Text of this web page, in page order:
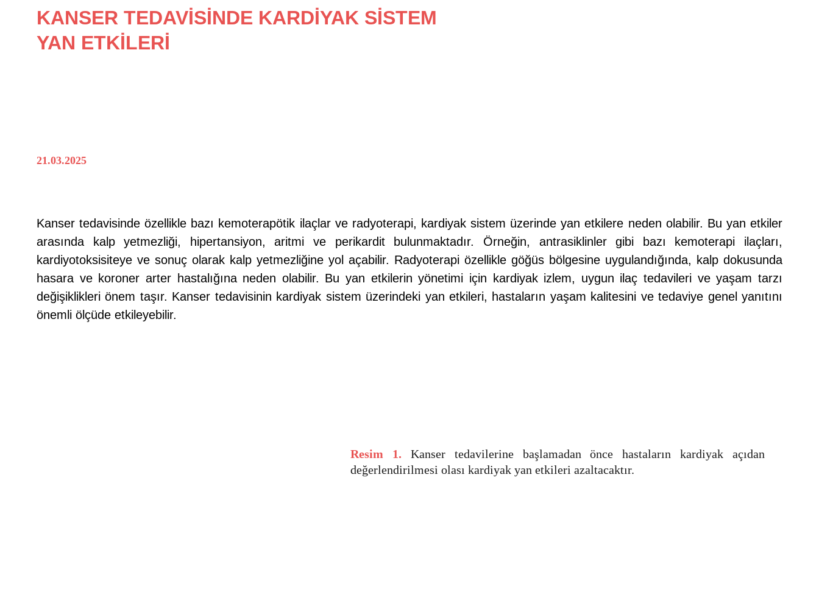
21.03.2025
KANSER TEDAVİSİNDE KARDİYAK SİSTEM
YAN ETKİLERİ
Kanser tedavisinde özellikle bazı kemoterapötik ilaçlar ve radyoterapi, kardiyak sistem üzerinde yan etkilere neden olabilir. Bu yan etkiler
arasında kalp yetmezliği, hipertansiyon, aritmi ve perikardit bulunmaktadır. Örneğin, antrasiklinler gibi bazı kemoterapi ilaçları,
kardiyotoksisiteye ve sonuç olarak kalp yetmezliğine yol açabilir. Radyoterapi özellikle göğüs bölgesine uygulandığında, kalp dokusunda
hasara ve koroner arter hastalığına neden olabilir. Bu yan etkilerin yönetimi için kardiyak izlem, uygun ilaç tedavileri ve yaşam tarzı
değişiklikleri önem taşır. Kanser tedavisinin kardiyak sistem üzerindeki yan etkileri, hastaların yaşam kalitesini ve tedaviye genel yanıtını
önemli ölçüde etkileyebilir.
Resim 1. Kanser tedavilerine başlamadan önce hastaların kardiyak açıdan
değerlendirilmesi olası kardiyak yan etkileri azaltacaktır.